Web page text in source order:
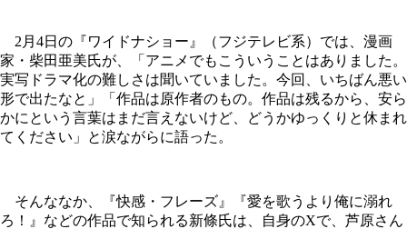
2月4日の『ワイドナショー』（フジテレビ系）では、漫画
家・柴田亜美氏が、「アニメでもこういうことはありました。
実写ドラマ化の難しさは聞いていました。今回、いちばん悪い
形で出たなと」「作品は原作者のもの。作品は残るから、安ら
かにという言葉はまだ言えないけど、どうかゆっくりと休まれ
てください」と涙ながらに語った。
そんななか、『快感・フレーズ』『愛を歌うより俺に溺れ
ろ！』などの作品で知られる新條氏は、自身のXで、芦原さん